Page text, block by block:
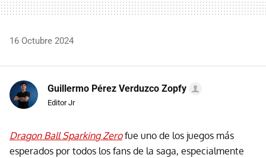
16 Octubre 2024
Guillermo Pérez Verduzco Zopfy
Editor Jr
Dragon Ball Sparking Zerofue uno de los juegos más
esperados por todos los fans de la saga, especialmente